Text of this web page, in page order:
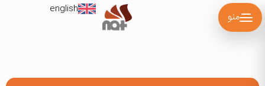
منو
english